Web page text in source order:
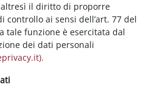
altresì il diritto di proporre
controllo ai sensi dell’art. 77 del
tale funzione è esercitata dal
dei dati personali